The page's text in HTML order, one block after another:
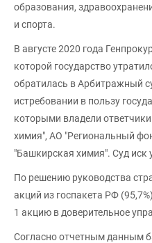
образования,
и спорта.
В августе 2020 года
которой государство
обратилась в Арбитражный
истребовании в пользу
которыми владели
химия", АО "Региональный
"Башкирская химия". Суд иск
По решению руководства
акций из госпакета РФ
1 акцию в доверительное
Согласно отчетным данным